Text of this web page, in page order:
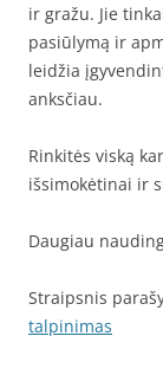
ir gražu. Jie
pasiūlymą ir
leidžia
anksčiau.
Rinkitės viską
išsimokėtinai ir
Daugiau
Straipsnis
talpinimas